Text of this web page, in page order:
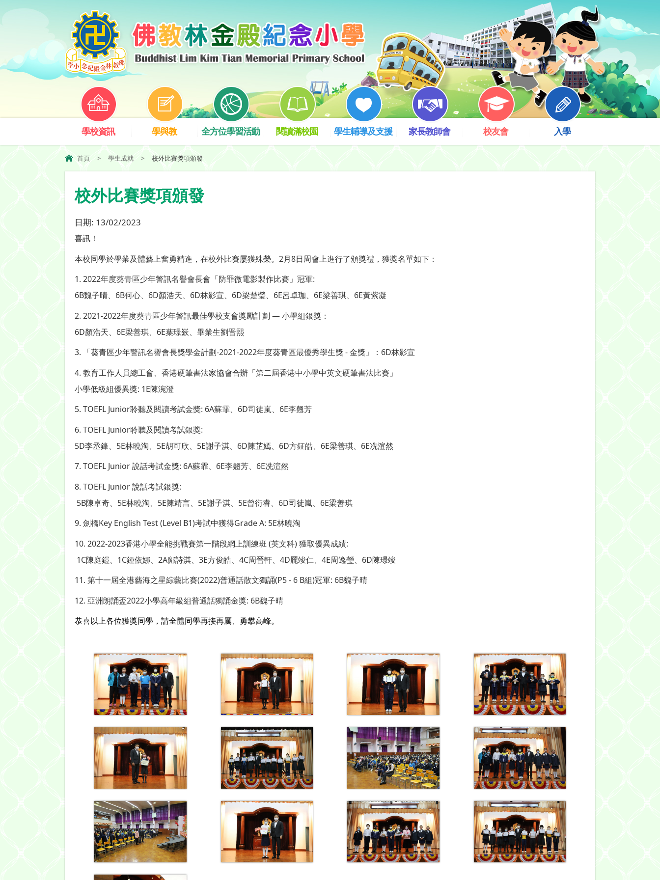
學校資訊 學與教 全方位學習活動 閱讀滿校園 學生輔導及支援 家長教師會 校友會 入學
首頁 > 學生成就 > 校外比賽獎項頒發
校外比賽獎項頒發
日期: 13/02/2023
喜訊！
本校同學於學業及體藝上奮勇精進，在校外比賽屢獲殊榮。2月8日周會上進行了頒獎禮，獲獎名單如下：
1. 2022年度葵青區少年警訊名譽會長會「防罪微電影製作比賽」冠軍:
6B魏子晴、6B何心、6D顏浩天、6D林影宣、6D梁楚瑩、6E呂卓珈、6E梁善琪、6E黃紫凝
2. 2021-2022年度葵青區少年警訊最佳學校支會獎勵計劃 — 小學組銀獎：
6D顏浩天、6E梁善琪、6E葉璟嶔、畢業生劉晋熙
3. 「葵青區少年警訊名譽會長獎學金計劃-2021-2022年度葵青區最優秀學生獎 - 金獎」：6D林影宣
4. 教育工作人員總工會、香港硬筆書法家協會合辦「第二屆香港中小學中英文硬筆書法比賽」
小學低級組優異獎: 1E陳涴澄
5. TOEFL Junior聆聽及閱讀考試金獎: 6A蘇霏、6D司徒嵐、6E李翹芳
6. TOEFL Junior聆聽及閱讀考試銀獎:
5D李丞鋒、5E林曉淘、5E胡可欣、5E謝子淇、6D陳芷嫣、6D方鉦皓、6E梁善琪、6E冼渲然
7. TOEFL Junior 說話考試金獎: 6A蘇霏、6E李翹芳、6E冼渲然
8. TOEFL Junior 說話考試銀獎:
5B陳卓奇、5E林曉淘、5E陳靖言、5E謝子淇、5E曾衍睿、6D司徒嵐、6E梁善琪
9. 劍橋Key English Test (Level B1)考試中獲得Grade A: 5E林曉淘
10. 2022-2023香港小學全能挑戰賽第一階段網上訓練班 (英文科) 獲取優異成績:
1C陳庭鎧、1C鍾依娜、2A鄺詩淇、3E方俊皓、4C周晉軒、4D龎竣仁、4E周逸瑩、6D陳璟竣
11. 第十一屆全港藝海之星綜藝比賽(2022)普通話散文獨誦(P5 - 6 B組)冠軍: 6B魏子晴
12. 亞洲朗誦盃2022小學高年級組普通話獨誦金獎: 6B魏子晴
恭喜以上各位獲獎同學，請全體同學再接再厲、勇攀高峰。